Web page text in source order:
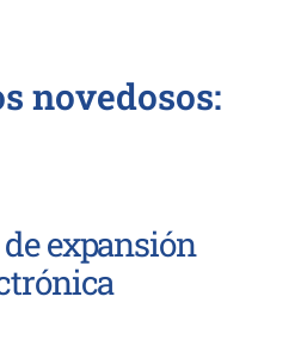
novedosos:
expansión